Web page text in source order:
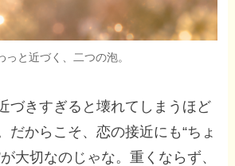
っと近づく、二つの泡。
づきすぎると壊れてしまうほど
だからこそ、恋の接近にも“ちょ
大切なのじゃな。重くならず、